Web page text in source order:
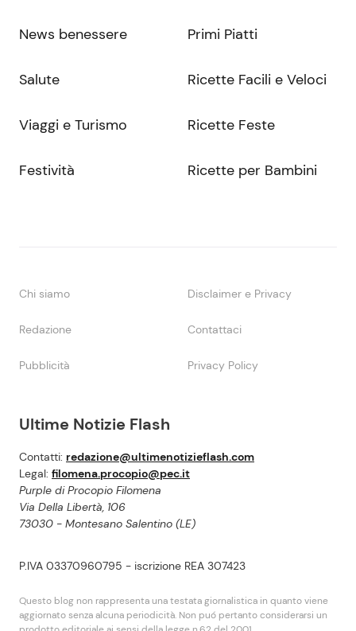
Ultime Notizie Flash
Contatti: redazione@ultimenotizieflash.com
Legal: filomena.procopio@pec.it
Purple di Procopio Filomena
Via Della Libertà, 106
73030 - Montesano Salentino (LE)
P.IVA 03370960795 - iscrizione REA 307423
Questo blog non rappresenta una testata giornalistica in quanto viene
aggiornato senza alcuna periodicità. Non puó pertanto considerarsi un
News benessere
Salute
Viaggi e Turismo
Festività
Primi Piatti
Ricette Facili e Veloci
Ricette Feste
Ricette per Bambini
Chi siamo Disclaimer e Privacy
Redazione Contattaci
Pubblicità Privacy Policy